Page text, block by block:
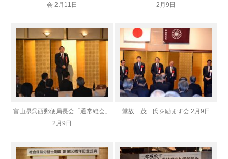
会 2月11日
2月9日
富山県呉西郵便局長会「通常総会」
2月9日
堂故 茂 氏を励ます会 2月9日